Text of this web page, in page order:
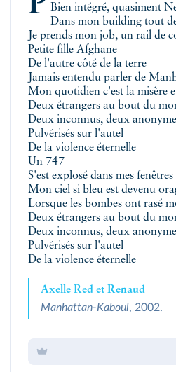
Bien intégré, quasiment
Dans mon building tout
Je prends mon job, un rail de
Petite fille Afghane
De l'autre côté de la terre
Jamais entendu parler de
Mon quotidien c'est la misère
Deux étrangers au bout du
Deux inconnus, deux
Pulvérisés sur l'autel
De la violence éternelle
Un 747
S'est explosé dans mes fenêtres
Mon ciel si bleu est devenu
Lorsque les bombes ont rasé
Deux étrangers au bout du
Deux inconnus, deux
Pulvérisés sur l'autel
De la violence éternelle
Axelle Red et Renaud
Manhattan-Kaboul, 2002.